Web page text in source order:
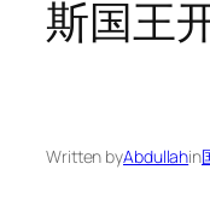
斯国王
Written byAbdullahin